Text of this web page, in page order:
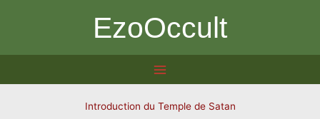
EzoOccult
Introduction du Temple de Satan